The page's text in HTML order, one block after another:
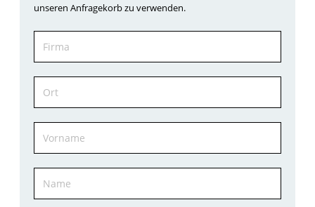
unseren Anfragekorb zu verwenden.